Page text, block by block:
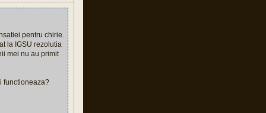
pentru chirie.
la IGSU rezolutia
mei nu au primit
functioneaza?